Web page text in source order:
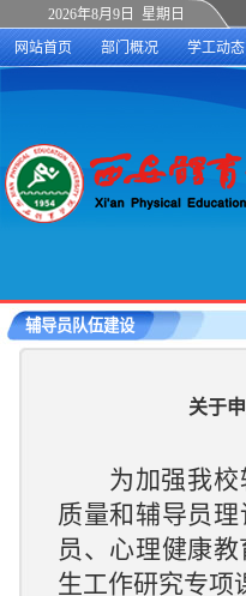
2026年8月9日 星期日
网站首页
部门概况 学工动态
辅导员队伍建设
关于
为加强我
质量和辅导员
员、心理健康
生工作研究专项